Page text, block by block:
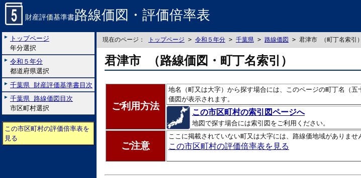
財産評価基準書路線価図・評価倍率表
トップページ
年分選択
令和５年分
都道府県選択
千葉県 財産評価基準書目次
千葉県 路線価図目次
市区町村選択
この市区町村の評価倍率表を
見る
現在のページ： トップページ > 令和５年分 > 千葉県 > 路線価図 > 君津市 （町丁名索引）
君津市 （路線価図・町丁名索引）
ご利用方法
地名（町又は大字）から探す場合には、このページの町丁名（
価図が表示されます。
この市区町村の索引図ページへ
地図で探す場合には索引図をご利用ください。
ご注意
ここに掲載されていない町又は大字には、路線価地域がありませ
この市区町村の評価倍率表を見る